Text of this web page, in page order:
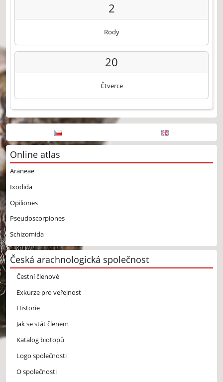
2
Rody
20
Čtverce
Online atlas
Araneae
Ixodida
Opiliones
Pseudoscorpiones
Schizomida
Česká arachnologická společnost
Čestní členové
Exkurze pro veřejnost
Historie
Jak se stát členem
Katalog biotopů
Logo společnosti
O společnosti